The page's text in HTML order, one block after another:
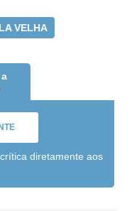
VELHA
diretamente aos